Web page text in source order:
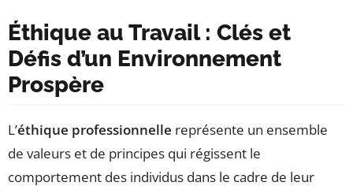
Éthique au Travail : Clés et
Défis d’un Environnement
Prospère
L’éthique professionnelle représente un ensemble
de valeurs et de principes qui régissent le
comportement des individus dans le cadre de leur